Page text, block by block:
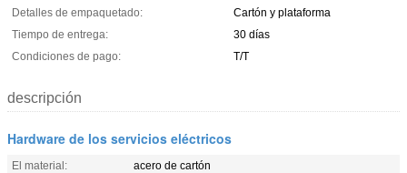
Detalles de empaquetado:
Cartón y plataforma
Tiempo de entrega:
30 días
Condiciones de pago:
T/T
descripción
Hardware de los servicios eléctricos
El material:
acero de cartón